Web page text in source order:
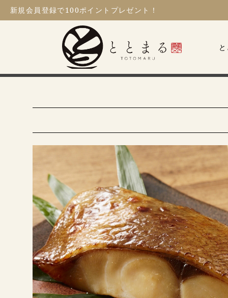
新規会員登録で100ポイントプレゼント！
三河みりん漬